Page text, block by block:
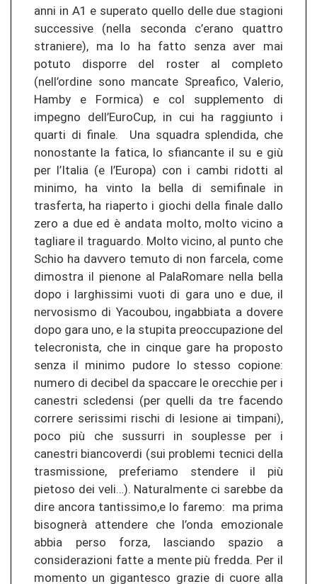
anni in A1 e superato quello delle due stagioni
successive (nella seconda c’erano quattro
straniere), ma lo ha fatto senza aver mai
potuto disporre del roster al completo
(nell’ordine sono mancate Spreafico, Valerio,
Hamby e Formica) e col supplemento di
impegno dell’EuroCup, in cui ha raggiunto i
quarti di finale. Una squadra splendida, che
nonostante la fatica, lo sfiancante il su e giù
per l’Italia (e l’Europa) con i cambi ridotti al
minimo, ha vinto la bella di semifinale in
trasferta, ha riaperto i giochi della finale dallo
zero a due ed è andata molto, molto vicino a
tagliare il traguardo. Molto vicino, al punto che
Schio ha davvero temuto di non farcela, come
dimostra il pienone al PalaRomare nella bella
dopo i larghissimi vuoti di gara uno e due, il
nervosismo di Yacoubou, ingabbiata a dovere
dopo gara uno, e la stupita preoccupazione del
telecronista, che in cinque gare ha proposto
senza il minimo pudore lo stesso copione:
numero di decibel da spaccare le orecchie per i
canestri scledensi (per quelli da tre facendo
correre serissimi rischi di lesione ai timpani),
poco più che sussurri in souplesse per i
canestri biancoverdi (sui problemi tecnici della
trasmissione, preferiamo stendere il più
pietoso dei veli…). Naturalmente ci sarebbe da
dire ancora tantissimo,e lo faremo: ma prima
bisognerà attendere che l’onda emozionale
abbia perso forza, lasciando spazio a
considerazioni fatte a mente più fredda. Per il
momento un gigantesco grazie di cuore alla